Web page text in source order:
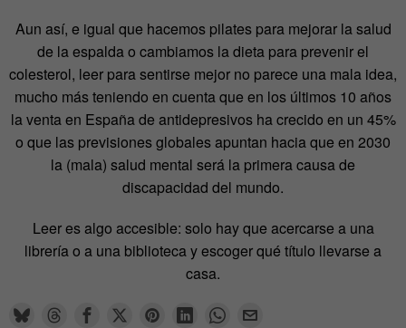
Aun así, e igual que hacemos pilates para mejorar la salud
de la espalda o cambiamos la dieta para prevenir el
colesterol, leer para sentirse mejor no parece una mala idea,
mucho más teniendo en cuenta que en los últimos 10 años
la venta en España de antidepresivos ha crecido en un 45%
o que las previsiones globales apuntan hacia que en 2030
la (mala) salud mental será la primera causa de
discapacidad del mundo.
Leer es algo accesible: solo hay que acercarse a una
librería o a una biblioteca y escoger qué título llevarse a
casa.